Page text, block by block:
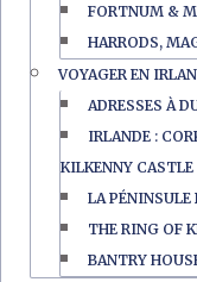
FORTNUM &
HARRODS,
VOYAGER EN
ADRESSES À
IRLANDE :
KILKENNY CASTLE
LA PÉNINSULE
THE RING OF
BANTRY